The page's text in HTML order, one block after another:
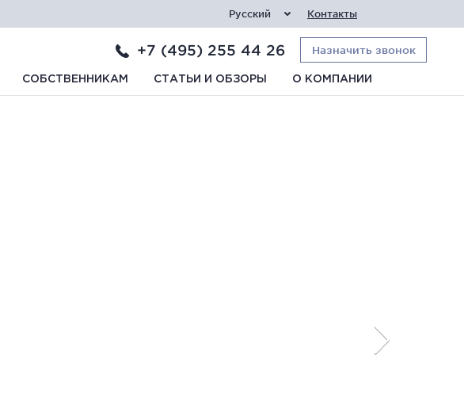
Русский Контакты
+7 (495) 255 44 26 Назначить звонок
СОБСТВЕННИКАМ СТАТЬИ И ОБЗОРЫ О КОМПАНИИ